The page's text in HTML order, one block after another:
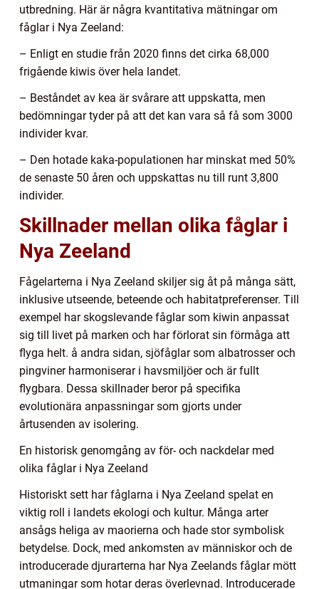
utbredning. Här är några kvantitativa mätningar om
fåglar i Nya Zeeland:
– Enligt en studie från 2020 finns det cirka 68,000
frigående kiwis över hela landet.
– Beståndet av kea är svårare att uppskatta, men
bedömningar tyder på att det kan vara så få som 3000
individer kvar.
– Den hotade kaka-populationen har minskat med 50%
de senaste 50 åren och uppskattas nu till runt 3,800
individer.
Skillnader mellan olika fåglar i
Nya Zeeland
Fågelarterna i Nya Zeeland skiljer sig åt på många sätt,
inklusive utseende, beteende och habitatpreferenser. Till
exempel har skogslevande fåglar som kiwin anpassat
sig till livet på marken och har förlorat sin förmåga att
flyga helt. å andra sidan, sjöfåglar som albatrosser och
pingviner harmoniserar i havsmiljöer och är fullt
flygbara. Dessa skillnader beror på specifika
evolutionära anpassningar som gjorts under
årtusenden av isolering.
En historisk genomgång av för- och nackdelar med
olika fåglar i Nya Zeeland
Historiskt sett har fåglarna i Nya Zeeland spelat en
viktig roll i landets ekologi och kultur. Många arter
ansågs heliga av maorierna och hade stor symbolisk
betydelse. Dock, med ankomsten av människor och de
introducerade djurarterna har Nya Zeelands fåglar mött
utmaningar som hotar deras överlevnad. Introducerade